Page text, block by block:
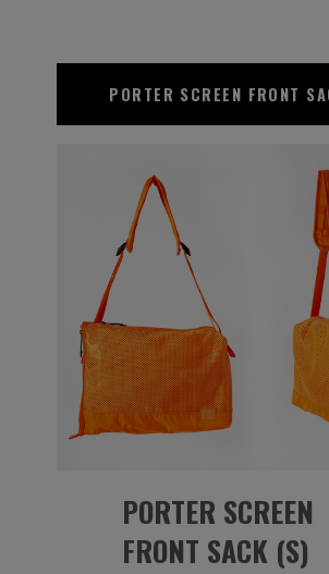
PORTER SCREEN FRONT
PORTER SCREEN
FRONT SACK (S)